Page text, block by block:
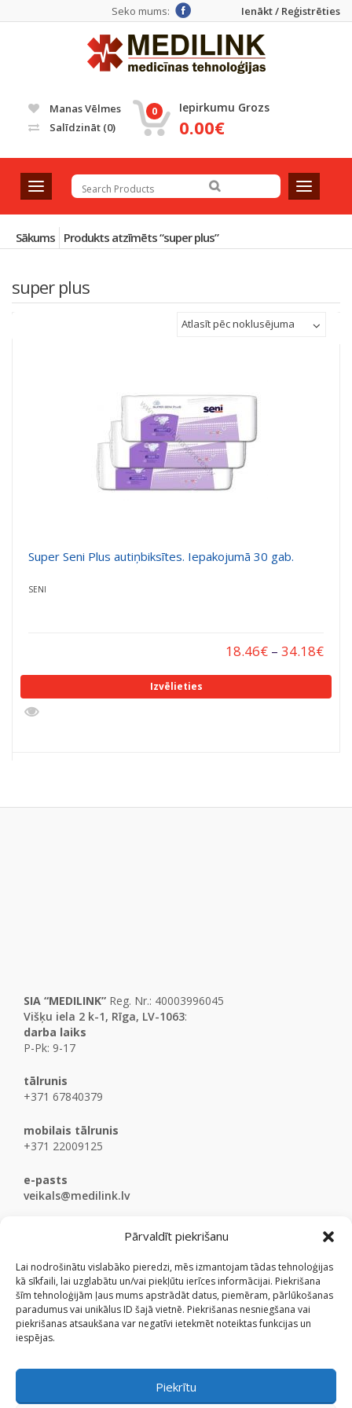
Pārvaldīt piekrišanu
Lai nodrošinātu vislabāko pieredzi, mēs izmantojam tādas tehnoloģijas
kā sīkfaili, lai uzglabātu un/vai piekļūtu ierīces informācijai. Piekrišana
šīm tehnoloģijām ļaus mums apstrādāt datus, piemēram, pārlūkošanas
paradumus vai unikālus ID šajā vietnē. Piekrišanas nesniegšana vai
piekrišanas atsaukšana var negatīvi ietekmēt noteiktas funkcijas un
iespējas.
Piekrītu
Ienākt / Reģistrēties
Seko mums:
Manas Vēlmes
Salīdzināt (0)
0 Iepirkumu Grozs
0.00€
T
o
g
g
l
n
a
T
o
g
l
a
Sākums Produkts atzīmēts “super plus”
super plus
Atlasīt pēc noklusējuma
Super Seni Plus autiņbiksītes. Iepakojumā 30 gab.
SENI
18.46€ – 34.18€
Izvēlieties
SIA “MEDILINK” Reg. Nr.: 40003996045
Višķu iela 2 k-1, Rīga, LV-1063:
darba laiks
P-Pk: 9-17
tālrunis
+371 67840379
mobilais tālrunis
+371 22009125
e-pasts
veikals@medilink.lv